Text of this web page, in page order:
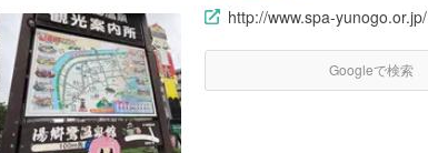
http://www.spa-yunogo.or.jp/
Googleで検索